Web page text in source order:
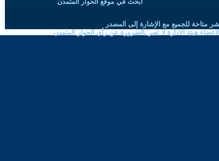
متاحة للجميع مع الإشارة إلى المصدر
هيئة الادارة لا تعبر بالضرورة عن رأي الحوار المتمدن